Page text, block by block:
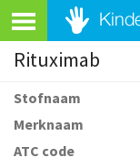
Rituximab
Stofnaam
Merknaam
ATC code